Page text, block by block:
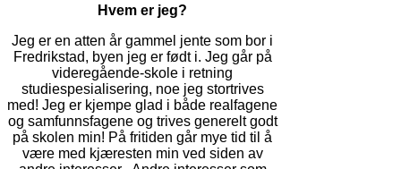
Hvem er jeg?
Jeg er en atten år gammel jente som bor i
Fredrikstad, byen jeg er født i. Jeg går på
videregående-skole i retning
studiespesialisering, noe jeg stortrives
med! Jeg er kjempe glad i både realfagene
og samfunnsfagene og trives generelt godt
på skolen min! På fritiden går mye tid til å
være med kjæresten min ved siden av